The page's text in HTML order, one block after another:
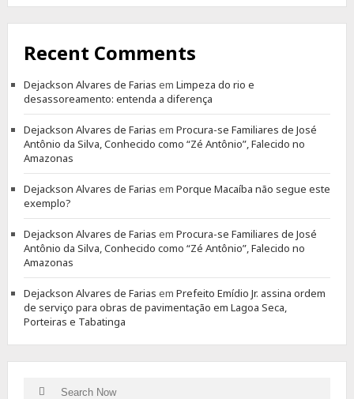
Recent Comments
Dejackson Alvares de Farias em Limpeza do rio e
desassoreamento: entenda a diferença
Dejackson Alvares de Farias em Procura-se Familiares de José
Antônio da Silva, Conhecido como “Zé Antônio”, Falecido no
Amazonas
Dejackson Alvares de Farias em Porque Macaíba não segue este
exemplo?
Dejackson Alvares de Farias em Procura-se Familiares de José
Antônio da Silva, Conhecido como “Zé Antônio”, Falecido no
Amazonas
Dejackson Alvares de Farias em Prefeito Emídio Jr. assina ordem
de serviço para obras de pavimentação em Lagoa Seca,
Porteiras e Tabatinga
SearchSearch